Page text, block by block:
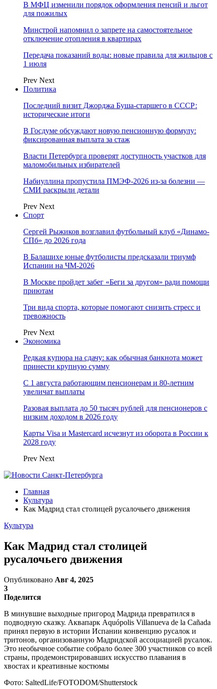
В МФЦ изменили порядок оформления пенсий и льгот
для пожилых
Минстрой напомнил о запрете на самостоятельное
отключение отопления в квартирах
Передача показаний воды: новые правила для жильцов с
1 июля
Prev Next
Политика
Последний визит Джорджа Буша-старшего в СССР:
исторические итоги
В Госдуме обсуждают новую пенсионную формулу:
фиксированная выплата за стаж
Власти Петербурга проверят доступность участков для
маломобильных избирателей
Набиуллина пропустила ПМЭФ-2026 из-за болезни —
СМИ раскрыли детали
Prev Next
Спорт
Сергей Рыжиков возглавил футбольный клуб «Динамо-
СПб» до 2026 года
В Балашихе юные футболисты предсказали триумф
Испании на ЧМ-2026
В Москве пройдет забег «Беги за другом» ради помощи
приютам
Три вида спорта, которые помогают снизить стресс и
тревожность
Prev Next
Экономика
Редкая купюра на сдачу: как обычная банкнота может
принести крупную сумму
С 1 августа работающим пенсионерам и 80-летним
увеличат выплаты
Разовая выплата до 50 тысяч рублей для пенсионеров с
низким доходом в 2026 году
Карты Visa и Mastercard исчезнут из оборота в России к
2028 году
Prev Next
Главная
Культура
Как Мадрид стал столицей русалочьего движения
Культура
Как Мадрид стал столицей
русалочьего движения
Опубликовано Авг 4, 2025
3
Поделится
В минувшие выходные пригород Мадрида превратился в
подводную сказку. Аквапарк Aquópolis Villanueva de la Cañada
принял первую в истории Испании конвенцию русалок и
тритонов, организованную Мадридской ассоциацией русалок.
Это необычное событие собрало более 300 участников со всей
страны, продемонстрировавших искусство плавания в
хвостах и креативные костюмы
Фото: SaltedLife/FOTODOM/Shutterstock